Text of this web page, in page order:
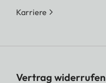
Karriere
Vertrag widerrufen